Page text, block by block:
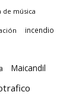
de música
incendio
Maicandil